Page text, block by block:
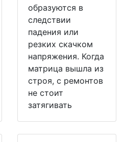
образуются в
следствии
падения или
резких скачком
напряжения. Когда
матрица вышла из
строя, с ремонтов
не стоит
затягивать